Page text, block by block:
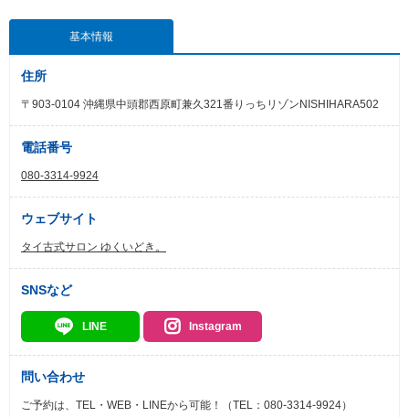
基本情報
住所
〒903-0104 沖縄県中頭郡西原町兼久321番りっちリゾンNISHIHARA502
電話番号
080-3314-9924
ウェブサイト
タイ古式サロン ゆくいどき。
SNSなど
LINE Instagram
問い合わせ
ご予約は、TEL・WEB・LINEから可能！（TEL：080-3314-9924）